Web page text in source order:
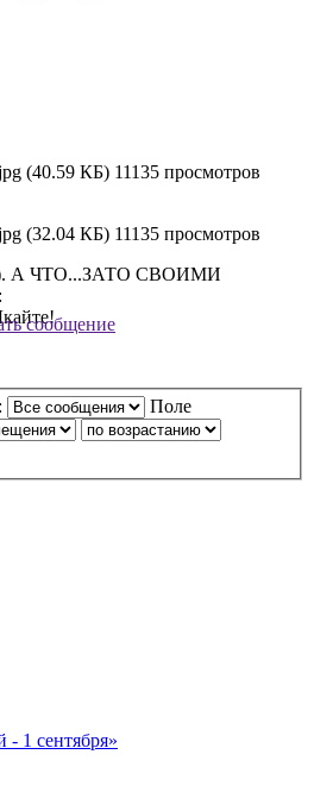
(40.59 КБ) 11135 просмотров
(32.04 КБ) 11135 просмотров
А ЧТО...ЗАТО СВОИМИ
Поле
- 1 сентября»